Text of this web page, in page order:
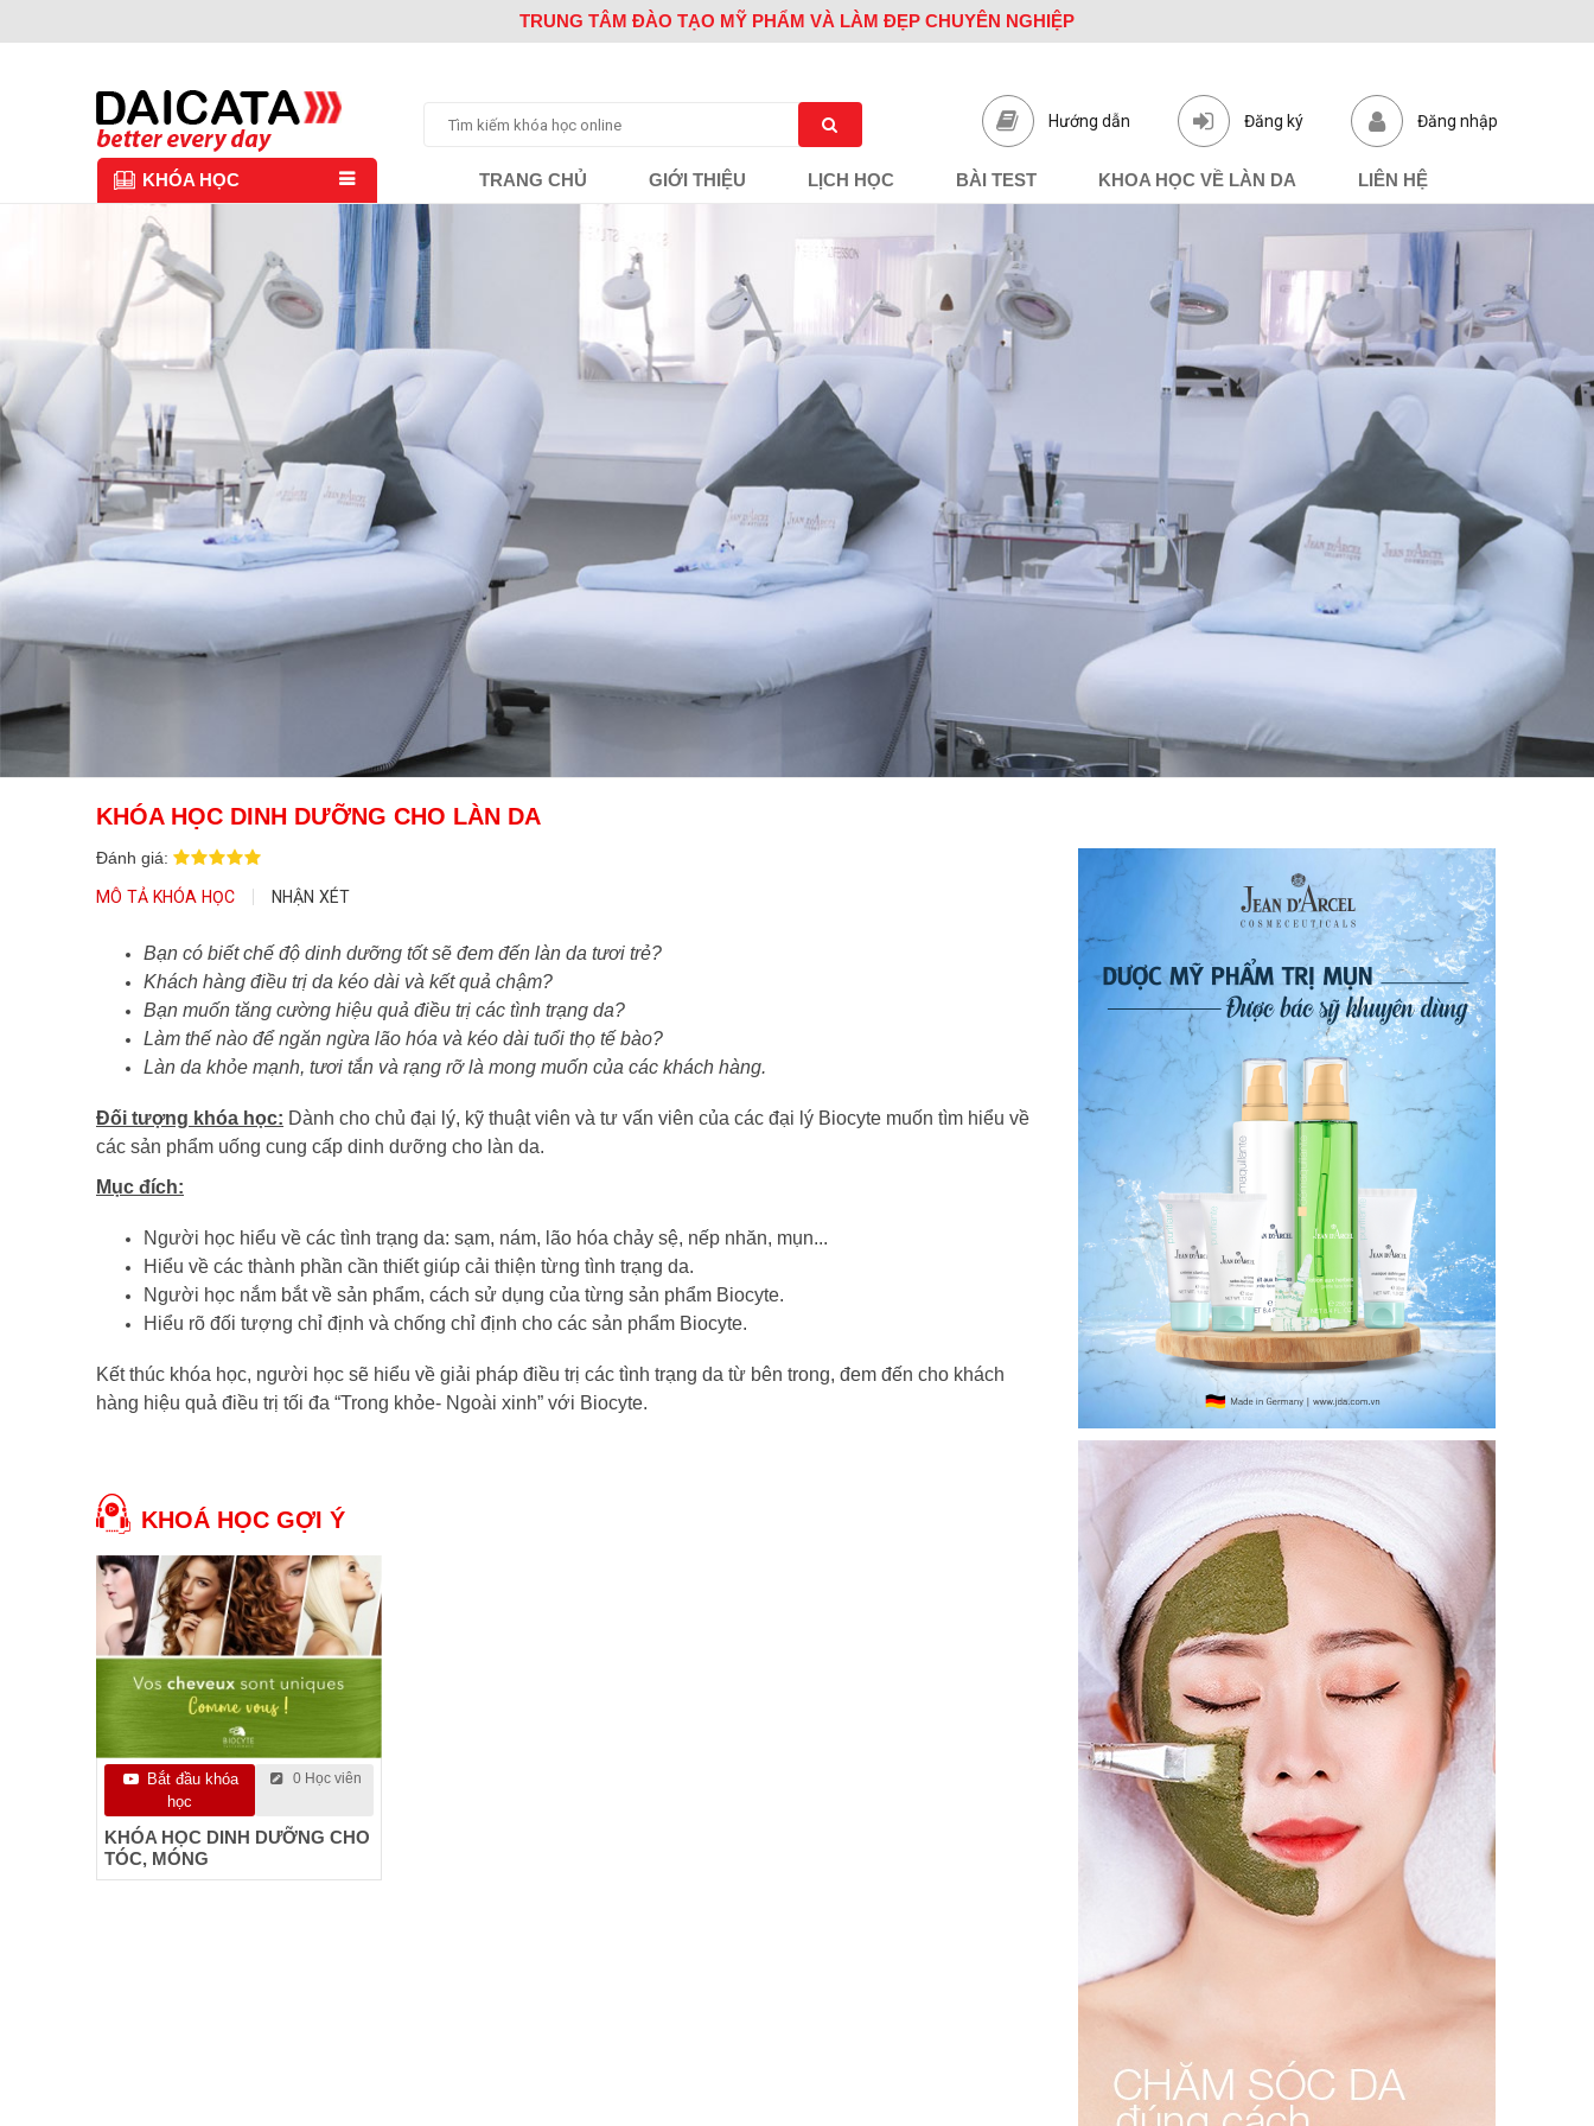
TRUNG TÂM ĐÀO TẠO MỸ PHẨM VÀ LÀM ĐẸP CHUYÊN NGHIỆP
Hướng dẫn Đăng ký Đăng nhập
KHÓA HỌC TRANG CHỦ GIỚI THIỆU LỊCH HỌC BÀI TEST KHOA HỌC VỀ LÀN DA LIÊN HỆ
KHÓA HỌC DINH DƯỠNG CHO LÀN DA
Đánh giá:
MÔ TẢ KHÓA HỌC NHẬN XÉT
Bạn có biết chế độ dinh dưỡng tốt sẽ đem đến làn da tươi trẻ?
Khách hàng điều trị da kéo dài và kết quả chậm?
Bạn muốn tăng cường hiệu quả điều trị các tình trạng da?
Làm thế nào để ngăn ngừa lão hóa và kéo dài tuổi thọ tế bào?
Làn da khỏe mạnh, tươi tắn và rạng rỡ là mong muốn của các khách hàng.
Đối tượng khóa học: Dành cho chủ đại lý, kỹ thuật viên và tư vấn viên của các đại lý Biocyte muốn tìm hiểu về
các sản phẩm uống cung cấp dinh dưỡng cho làn da.
Mục đích:
Người học hiểu về các tình trạng da: sạm, nám, lão hóa chảy sệ, nếp nhăn, mụn...
Hiểu về các thành phần cần thiết giúp cải thiện từng tình trạng da.
Người học nắm bắt về sản phẩm, cách sử dụng của từng sản phẩm Biocyte.
Hiểu rõ đối tượng chỉ định và chống chỉ định cho các sản phẩm Biocyte.
Kết thúc khóa học, người học sẽ hiểu về giải pháp điều trị các tình trạng da từ bên trong, đem đến cho khách
hàng hiệu quả điều trị tối đa “Trong khỏe- Ngoài xinh” với Biocyte.
KHOÁ HỌC GỢI Ý
Bắt đầu khóa
học
0 Học viên
KHÓA HỌC DINH DƯỠNG CHO
TÓC, MÓNG